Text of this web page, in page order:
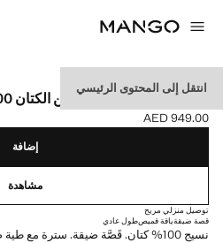
انتقل إلى المحتوى الرئيسي
بليزر بذلة بتفصيلة نحيفة من الكتان 100%
السعر الحالي [AED 949.00 ]
AED 949.00
حدد اللون
إضافة
مشاهدة
توصيل منزلي مريح
قصة ضيقةياقة قميصطول عادي
نسيج 100% كتان. قَصَّة ضيقة. سترة مع